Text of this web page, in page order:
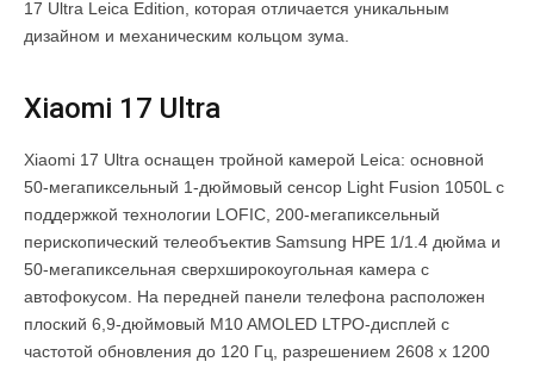
17 Ultra Leica Edition, которая отличается уникальным
дизайном и механическим кольцом зума.
Xiaomi 17 Ultra
Xiaomi 17 Ultra оснащен тройной камерой Leica: основной
50-мегапиксельный 1-дюймовый сенсор Light Fusion 1050L с
поддержкой технологии LOFIC, 200-мегапиксельный
перископический телеобъектив Samsung HPE 1/1.4 дюйма и
50-мегапиксельная сверхширокоугольная камера с
автофокусом. На передней панели телефона расположен
плоский 6,9-дюймовый M10 AMOLED LTPO-дисплей с
частотой обновления до 120 Гц, разрешением 2608 x 1200